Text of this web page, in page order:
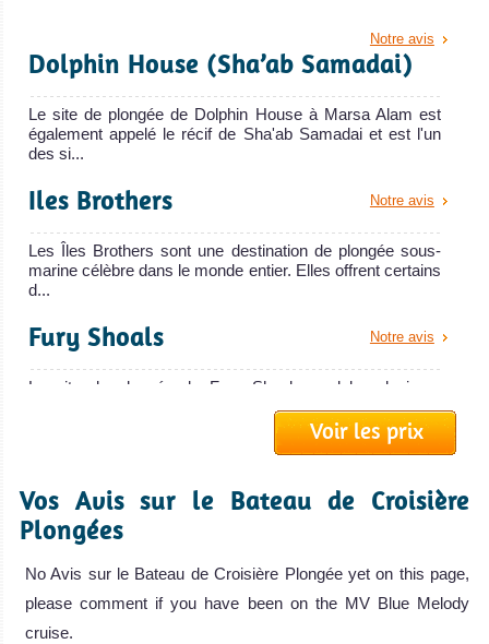
dauphins,
dugongs,
requins à pointe
blanche du large
Accès aux
célèbres sites
d'Elphinstone et
Très bonne visi.
sur la plongée
Nuweiba
MY Blue Horizon
Le M/Y Blue Horizon est un luxueux batea
MY Blue Horizon Avis sur le Bateau de Croisière Plongée
MV Red Sea Aggressor
Le Red Sea Aggressor est un bateau de cr
Notre avis
Dolphin House (Sha’ab Samadai)
Le site de plongée de Dolphin House à Marsa Alam est
également appelé le récif de Sha'ab Samadai et est l'un
des si...
Notre avis
Iles Brothers
Les Îles Brothers sont une destination de plongée sous-
marine célèbre dans le monde entier. Elles offrent certains
d...
Notre avis
Fury Shoals
Le site de plongée de Fury Shoals englobe plusieurs
récifs le long de la côte sud-ouest de la Mer Rouge et
Le site de plongée d'Abu Nuhas offre certaines des
meilleures plongées épave de la Mer Rouge. C'est un
récif situé ...
Notre avis
Elphinstone
Voir les prix
Vos Avis sur le Bateau de Croisière
Plongées
No Avis sur le Bateau de Croisière Plongée yet on this page,
please comment if you have been on the MV Blue Melody
cruise.